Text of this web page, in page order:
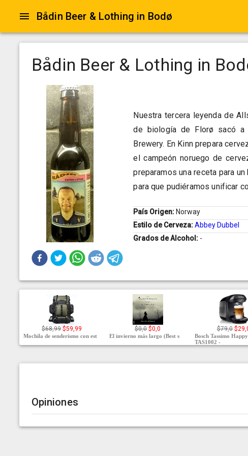
Bådin Beer & Lothing in Bodø
Bådin Beer & Lothing in
Nuestra tercera leyenda de
de biología de Florø sacó a
Brewery. En Kinn prepara
el campeón noruego de
preparamos una receta para
para que pudiéramos unificar
País Origen: Norway
Estilo de Cerveza:Abbey Dubbel
Grados de Alcohol: -
$68,99 $59,99
Mochila de senderismo con est
$0,0 $0,0
El invierno más largo (Best s
$79,0
Bosch Tassimo Happy
TAS1002 -
Opiniones